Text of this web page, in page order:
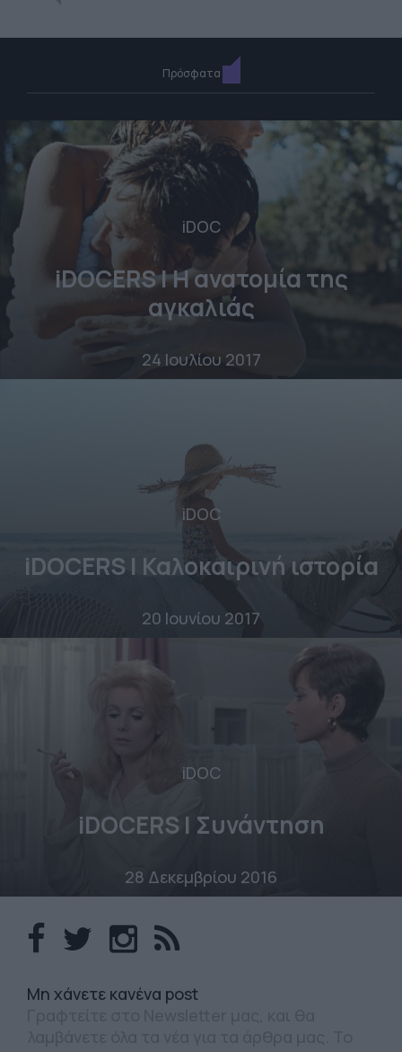
Πρόσφατα
iDOC
iDOCERS | Η ανατομία της
αγκαλιάς
24 Ιουλίου 2017
iDOC
iDOCERS | Καλοκαιρινή ιστορία
20 Ιουνίου 2017
iDOC
iDOCERS | Συνάντηση
28 Δεκεμβρίου 2016
Mη χάνετε κανένα post